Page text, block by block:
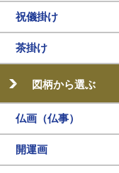
祝儀掛け
茶掛け
図柄から選ぶ
仏画（仏事）
開運画